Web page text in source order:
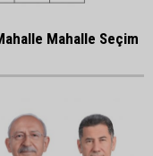
Mahalle Seçim